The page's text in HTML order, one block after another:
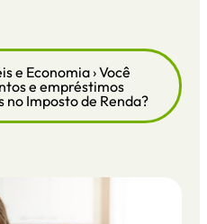
e Economia›Você
e empréstimos
Imposto de Renda?